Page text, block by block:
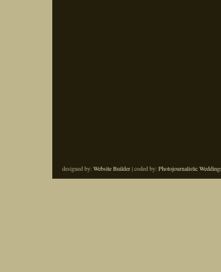
designed by:Website Builder| coded by:Photojournalistic